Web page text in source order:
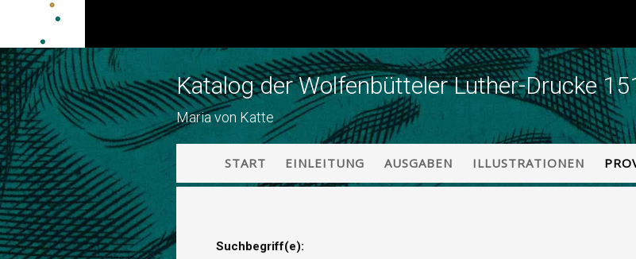
Katalog der Wolfenbütteler Luther-Drucke
Maria von Katte
START EINLEITUNG AUSGABEN ILLUSTRATIONEN
Suchbegriff(e):